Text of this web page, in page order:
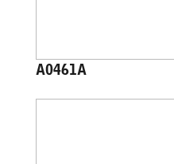
A0461A